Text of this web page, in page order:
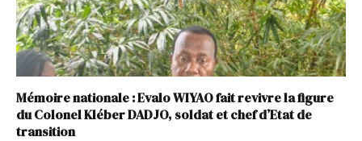
Mémoire nationale : Evalo WIYAO fait revivre la figure
du Colonel Kléber DADJO, soldat et chef d’Etat de
transition